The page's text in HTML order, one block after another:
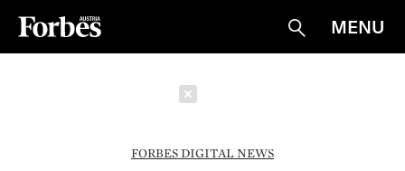
Suche
MENU
FORBES DIGITAL NEWS